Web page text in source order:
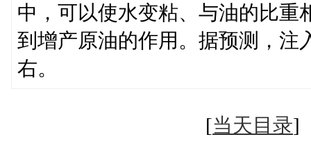
中，可以使水变粘、与油的比重
到增产原油的作用。据预测，注
右。
[当天目录